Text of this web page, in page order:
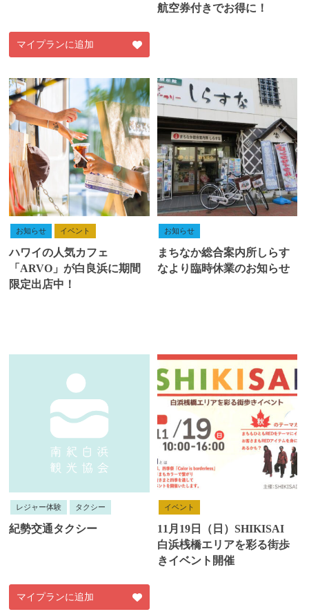
マイプランに追加
航空券付きでお得に！
お知らせ イベント
ハワイの人気カフェ
「ARVO」が白良浜に期間
限定出店中！
お知らせ
まちなか総合案内所しらす
なより臨時休業のお知らせ
レジャー体験 タクシー
紀勢交通タクシー
マイプランに追加
イベント
11月19日（日）SHIKISAI
白浜桟橋エリアを彩る街歩
きイベント開催